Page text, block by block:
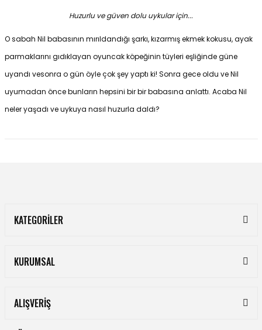
Huzurlu ve güven dolu uykular için...
O sabah Nil babasının mırıldandığı şarkı, kızarmış ekmek kokusu, ayak
parmaklarını gıdıklayan oyuncak köpeğinin tüyleri eşliğinde güne
uyandı vesonra o gün öyle çok şey yaptı ki! Sonra gece oldu ve Nil
uyumadan önce bunların hepsini bir bir babasına anlattı. Acaba Nil
neler yaşadı ve uykuya nasıl huzurla daldı?
KATEGORİLER
KURUMSAL
ALIŞVERİŞ